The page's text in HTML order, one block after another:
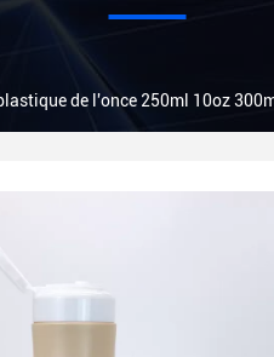
de l'once 250ml 10oz